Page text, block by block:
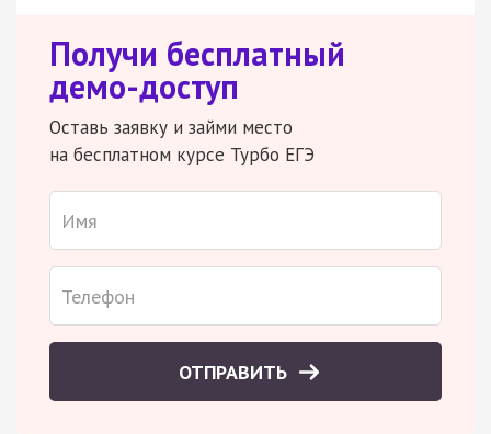
Получи бесплатный
демо-доступ
Оставь заявку и займи место
на бесплатном курсе Турбо ЕГЭ
ОТПРАВИТЬ